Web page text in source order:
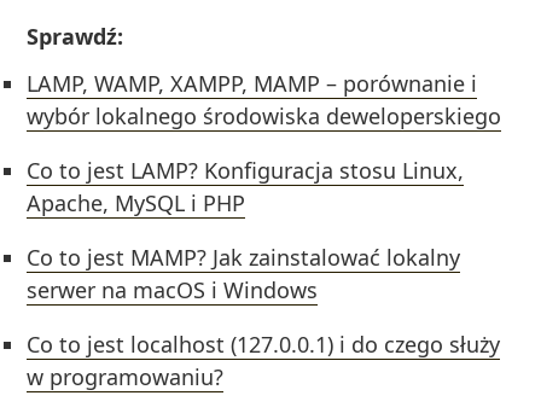
Sprawdź:
LAMP, WAMP, XAMPP, MAMP – porównanie i
wybór lokalnego środowiska deweloperskiego
Co to jest LAMP? Konfiguracja stosu Linux,
Apache, MySQL i PHP
Co to jest MAMP? Jak zainstalować lokalny
serwer na macOS i Windows
Co to jest localhost (127.0.0.1) i do czego służy
w programowaniu?